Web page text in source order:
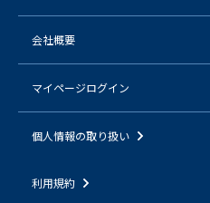
会社概要
マイページログイン
個人情報の取り扱い
利用規約